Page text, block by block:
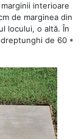
interioare
de marginea din
locului, o altă. În
de 60 *